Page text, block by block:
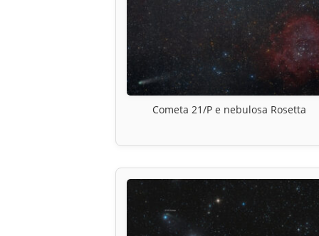
Cometa 21/P e nebulosa Rosetta